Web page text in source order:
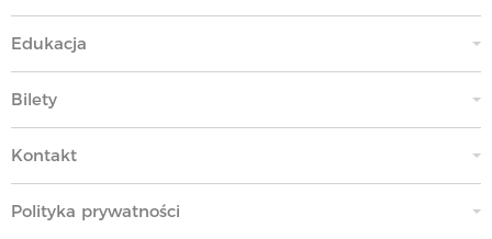
Edukacja
Bilety
Kontakt
Polityka prywatności